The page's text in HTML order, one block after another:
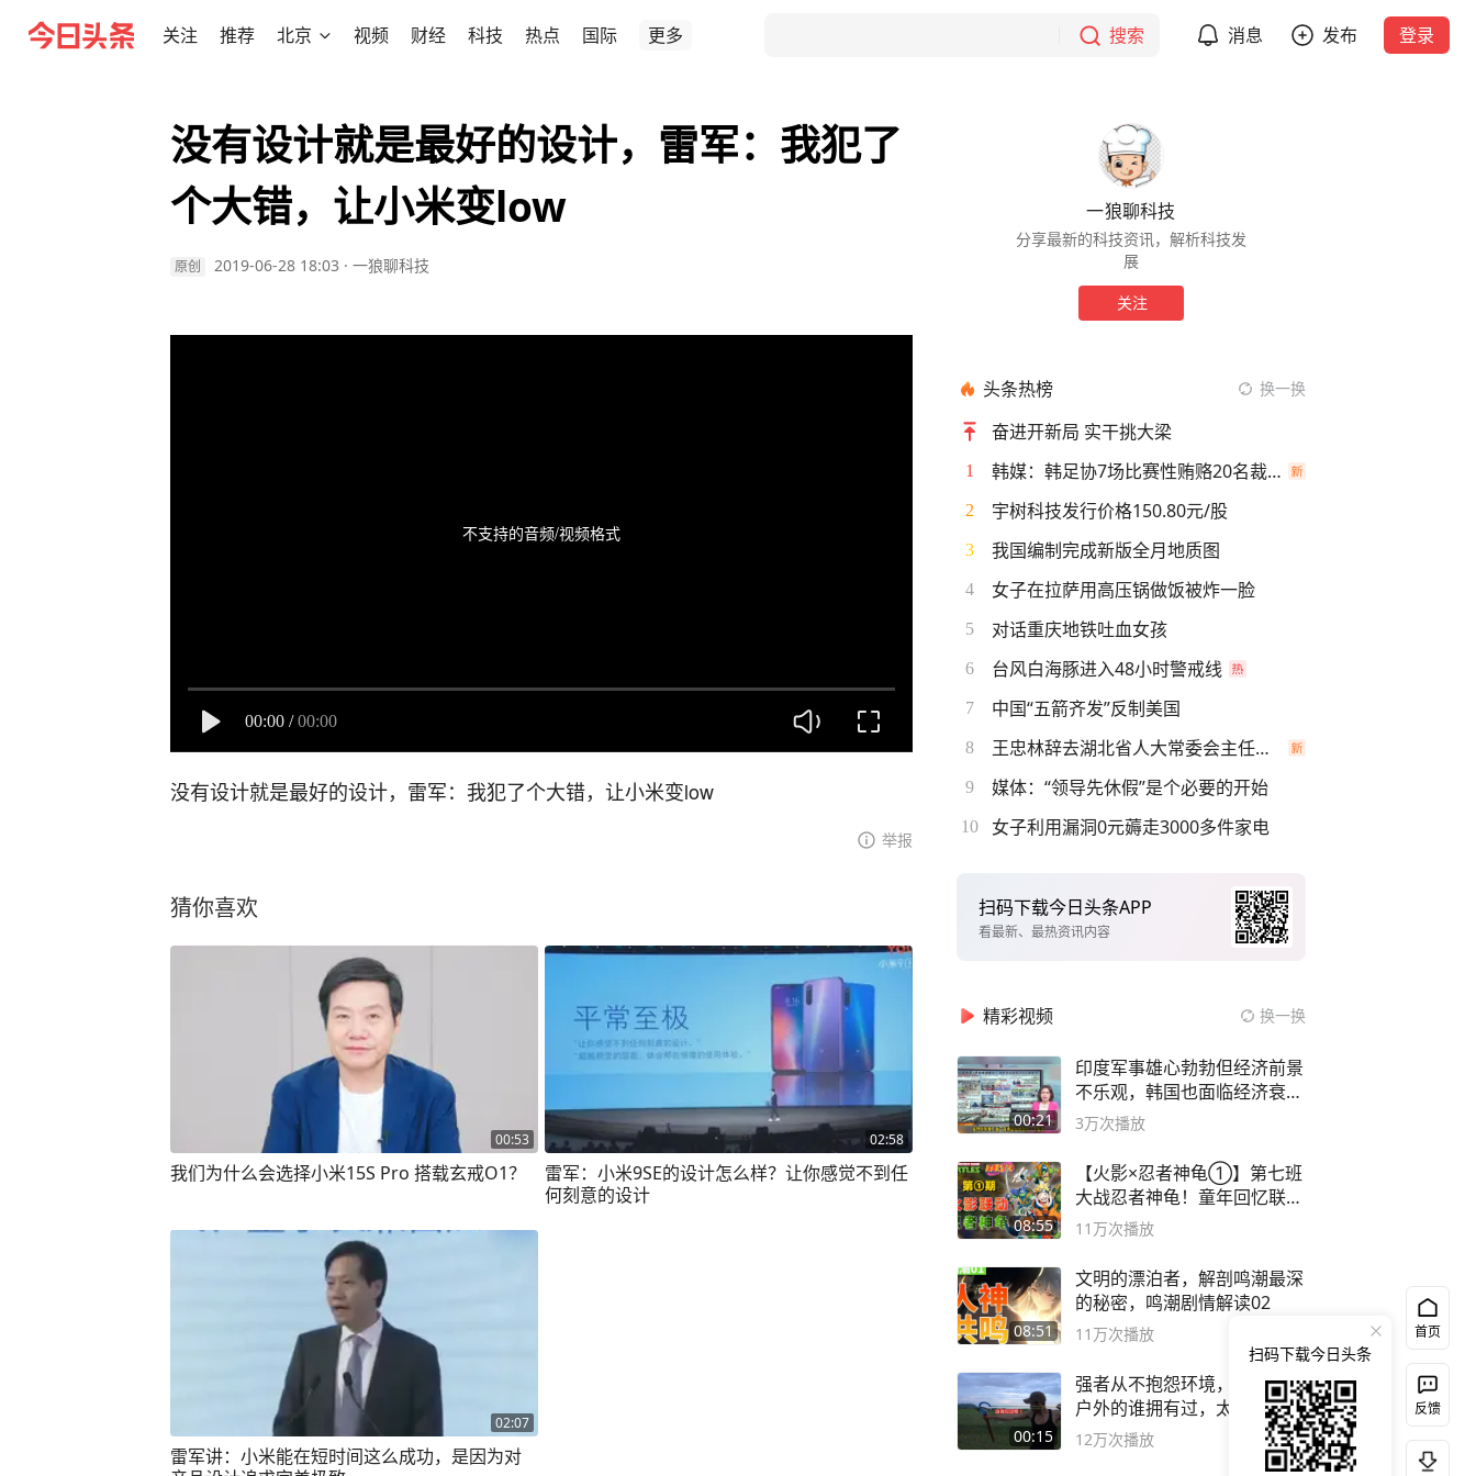
关注 推荐 北京 视频 财经 科技 热点 国际 更多 搜索 消息 发布 登录
没有设计就是最好的设计，雷军：我犯了
个大错，让小米变low
原创 2019-06-28 18:03 · 一狼聊科技
不支持的音频/视频格式
00:00 / 00:00
没有设计就是最好的设计，雷军：我犯了个大错，让小米变low
举报
猜你喜欢
00:53
我们为什么会选择小米15S Pro 搭载玄戒O1？
02:58
雷军：小米9SE的设计怎么样？让你感觉不到任
何刻意的设计
02:07
雷军讲：小米能在短时间这么成功，是因为对
一狼聊科技
分享最新的科技资讯，解析科技发
展
关注
头条热榜 换一换
奋进开新局 实干挑大梁
1 韩媒：韩足协7场比赛性贿赂20名裁判
2 宇树科技发行价格150.80元/股
3 我国编制完成新版全月地质图
4 女子在拉萨用高压锅做饭被炸一脸
5 对话重庆地铁吐血女孩
6 台风白海豚进入48小时警戒线
7 中国“五箭齐发”反制美国
8 王忠林辞去湖北省人大常委会主任职务
9 媒体：“领导先休假”是个必要的开始
10 女子利用漏洞0元薅走3000多件家电
扫码下载今日头条APP
看最新、最热资讯内容
精彩视频 换一换
00:21
印度军事雄心勃勃但经济前景
不乐观，韩国也面临经济衰退
风险
3万次播放
08:55
【火影×忍者神龟①】第七班
大战忍者神龟！童年回忆联动
论武？
11万次播放
08:51
文明的漂泊者，解剖鸣潮最深
的秘密，鸣潮剧情解读02
11万次播放
00:15
强者从不抱怨环境，这弹弓玩
户外的谁拥有过，太准了#弹
弓#户外
12万次播放
首页
反馈
扫码下载今日头条